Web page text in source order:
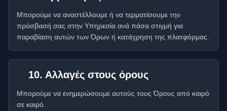
Μπορούμε να αναστέλλουμε ή να τερματίσουμε την
πρόσβασή σας στην Υπηρεσία ανά πάσα στιγμή για
παραβίαση αυτών των Όρων ή κατάχρηση της πλατφόρμας.
10. Αλλαγές στους όρους
Μπορούμε να ενημερώσουμε αυτούς τους Όρους από καιρό
σε καιρό.